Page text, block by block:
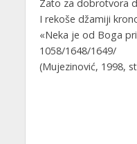
Zato za dobrotvora
I rekoše džamiji
«Neka je od Boga
1058/1648/1649/
(Mujezinović, 1998,